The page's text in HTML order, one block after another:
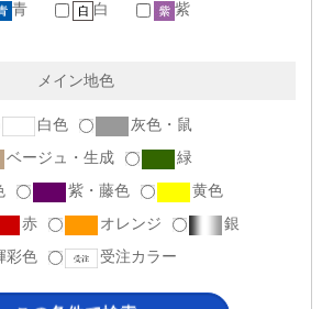
青 白
紫
メイン地色
白色
灰色・鼠
ベージュ・生成
緑
紫・藤色
黄色
赤 オレンジ
銀
彩色 受注カラー